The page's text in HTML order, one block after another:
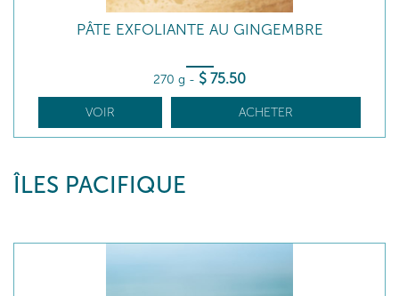
PÂTE EXFOLIANTE AU GINGEMBRE
270 g - $ 75.50
VOIR ACHETER
ÎLES PACIFIQUE